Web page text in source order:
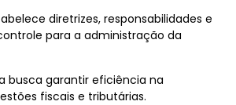
diretrizes, responsabilidades e
para a administração da
busca garantir eficiência na
fiscais e tributárias.